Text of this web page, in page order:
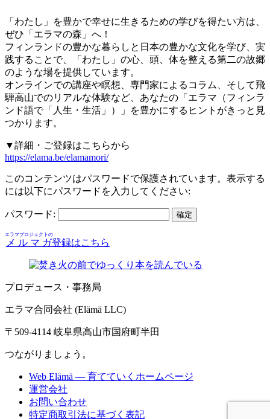
「わたし」を豊かで幸せに生きるための学びを得たい方は、
ぜひ「エラマの森」へ！
フィンランドの豊かな暮らしと日本の豊かな文化を学び、実
践することで、「わたし」の心、頭、体を整える第二の故郷
のような場を提供しています。
オンラインでの講座や瞑想、専門家によるコラム、そして飛
騨高山でのリアルな体験など、あなたの「エラマ（フィンラ
ンド語で「人生・生活」）」を豊かにするヒントがきっと見
つかります。
▼詳細・ご登録はこちらから
https://elama.be/elamamori/
このコンテンツはパスワードで保護されています。表示する
には以下にパスワードを入力してください:
パスワード:
メルマガ
エラマプロジェクトの
登録はこちら
プロデュース・事務局
エラマ合同会社 (Elämä LLC)
〒509-4114 岐阜県高山市国府町半田
つながりましょう。
Web Elämä — 育てていくホームページ
運営会社
お問い合わせ
特定商取引法に基づく表記